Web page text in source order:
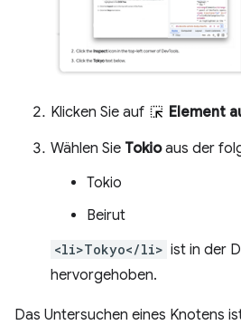
Klicken Sie auf Element
Wählen Sie Tokioaus der
Tokio
Beirut
<li>Tokyo</li> ist in der
hervorgehoben.
Das Untersuchen eines Knotens